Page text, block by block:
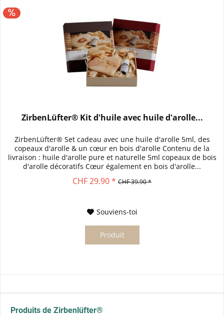
ZirbenLüfter® Kit d'huile avec huile d'arolle...
ZirbenLüfter® Set cadeau avec une huile d'arolle 5ml, des
copeaux d'arolle & un cœur en bois d'arolle Contenu de la
livraison : huile d'arolle pure et naturelle 5ml copeaux de bois
d'arolle décoratifs Cœur également en bois d'arolle...
CHF 29.90 * CHF 39.90 *
Souviens-toi
Produit
Produits de Zirbenlüfter®